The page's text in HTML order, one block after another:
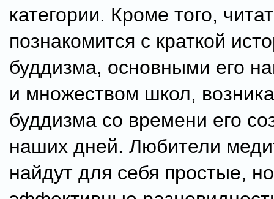
категории. Кроме того,
познакомится с краткой
буддизма, основными его
и множеством школ,
буддизма со времени его
наших дней. Любители
найдут для себя простые,